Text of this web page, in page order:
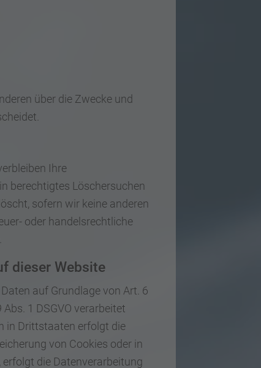
über die Zwecke und
Ihre
berechtigtes Löschersuchen
sofern wir keine anderen
oder handelsrechtliche
dieser Website
auf Grundlage von Art. 6
1 DSGVO verarbeitet
in Drittstaaten erfolgt die
von Cookies oder in
die Datenverarbeitung